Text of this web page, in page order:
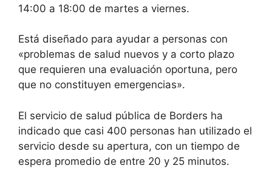
14:00 a 18:00 de martes a viernes.
Está diseñado para ayudar a personas con
«problemas de salud nuevos y a corto plazo
que requieren una evaluación oportuna, pero
que no constituyen emergencias».
El servicio de salud pública de Borders ha
indicado que casi 400 personas han utilizado el
servicio desde su apertura, con un tiempo de
espera promedio de entre 20 y 25 minutos.